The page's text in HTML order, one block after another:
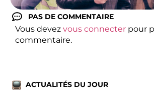
PAS DE COMMENTAIRE
Vous devez vous connecter pour
commentaire.
ACTUALITÉS DU JOUR